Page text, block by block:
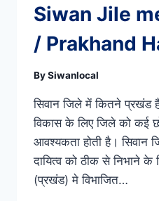
Siwan Jile
/ Prakhand
BySiwanlocal
सिवान जिले में कितने प्रखंड
विकास के लिए जिले को कई
आवश्यकता होती है। सिवान
दायित्व को ठीक से निभाने
(प्रखंड) मे विभाजित…